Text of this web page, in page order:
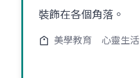
裝飾在各個角落。
美學教育 心靈生活